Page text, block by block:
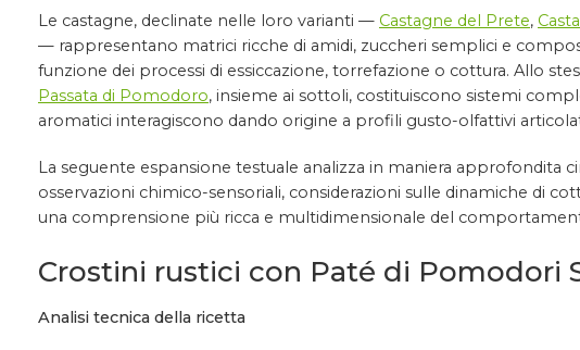
Le castagne, declinate nelle loro varianti — Castagne del Prete,
— rappresentano matrici ricche di amidi, zuccheri semplici e
funzione dei processi di essiccazione, torrefazione o cottura. Allo
Passata di Pomodoro, insieme ai sottoli, costituiscono sistemi
aromatici interagiscono dando origine a profili gusto-olfattivi
La seguente espansione testuale analizza in maniera approfondita
osservazioni chimico-sensoriali, considerazioni sulle dinamiche di
una comprensione più ricca e multidimensionale del
Crostini rustici con Paté di Pomodori
Analisi tecnica della ricetta